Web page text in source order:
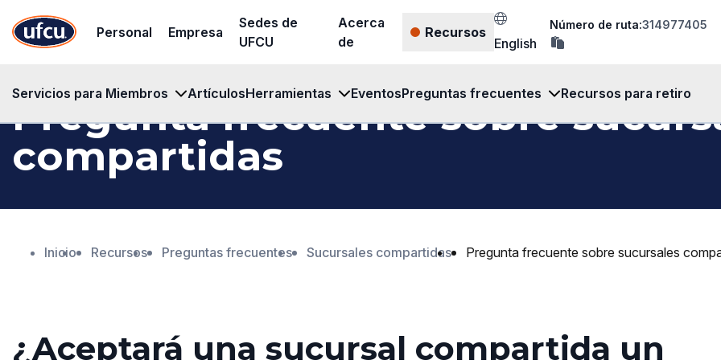
de
página
Personal Empresa
Sedes de
UFCU
Acerca
de
Recursos
Servicios para Miembros ArtículosHerramientas EventosPreguntas frecuentes Recursos para retiro
English
Número de ruta:314977405
copia
el
ruta
portapapeles
Pregunta frecuente sobre
compartidas
Inicio Recursos Preguntas frecuentes Sucursales compartidas Pregunta frecuente sobre sucursales
¿Aceptará una sucursal compartida un